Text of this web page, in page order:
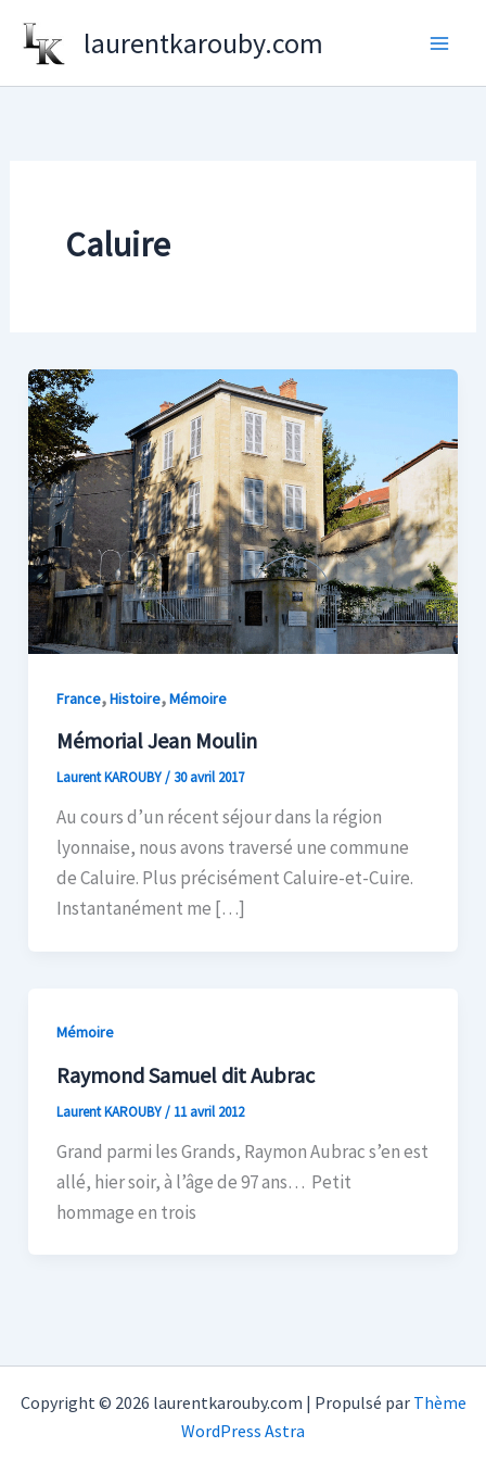
laurentkarouby.com
Caluire
France,Histoire,Mémoire
Mémorial Jean Moulin
Laurent KAROUBY/ 30 avril 2017
Au cours d’un récent séjour dans la région
lyonnaise, nous avons traversé une commune
de Caluire. Plus précisément Caluire-et-Cuire.
Instantanément me […]
Mémoire
Raymond Samuel dit Aubrac
Laurent KAROUBY/ 11 avril 2012
Grand parmi les Grands, Raymon Aubrac s’en est
allé, hier soir, à l’âge de 97 ans… Petit
hommage en trois
Copyright © 2026 laurentkarouby.com | Propulsé par Thème
WordPress Astra